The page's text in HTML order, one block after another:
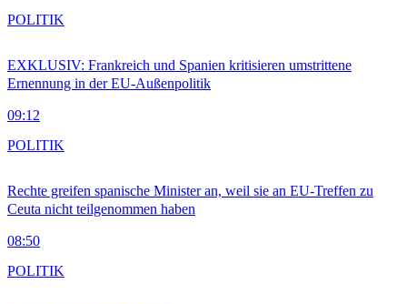
EXKLUSIV: Frankreich und Spanien kritisieren umstrittene
Ernennung in der EU-Außenpolitik
09:12
POLITIK
Rechte greifen spanische Minister an, weil sie an EU-Treffen zu
Ceuta nicht teilgenommen haben
08:50
POLITIK
POLITIK